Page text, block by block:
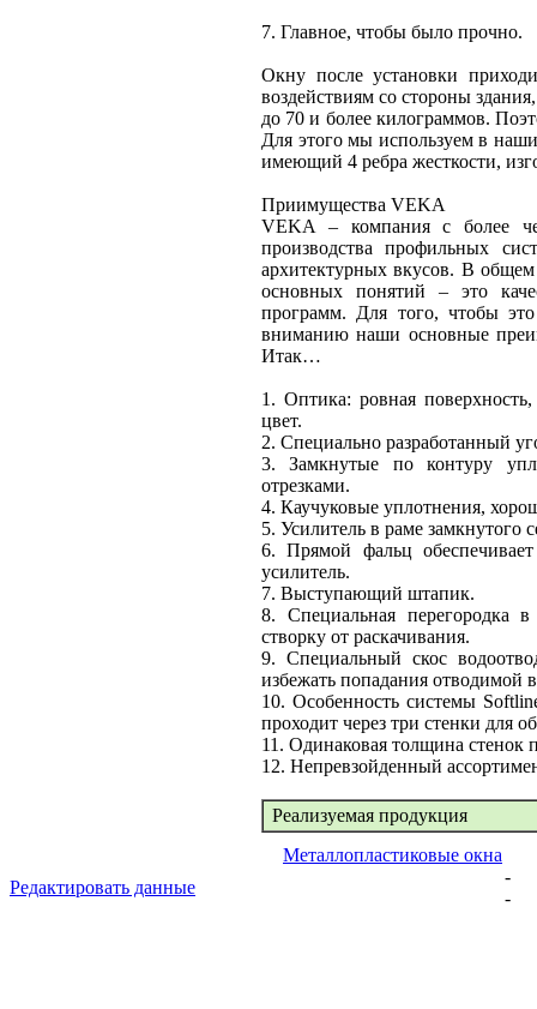
7. Главное, чтобы было прочно.
Окну после установки
воздействиям со стороны
до 70 и более килограммов.
Для этого мы используем в
имеющий 4 ребра жесткости,
Приимущества VEKA
VEKA – компания с более
производства профильных
архитектурных вкусов. В
основных понятий – это
программ. Для того, чтобы
вниманию наши основные
Итак…
1. Оптика: ровная
цвет.
2. Специально разработанный
3. Замкнутые по контуру
отрезками.
4. Каучуковые уплотнения,
5. Усилитель в раме замкнутого
6. Прямой фальц
усилитель.
7. Выступающий штапик.
8. Специальная перегородка
створку от раскачивания.
9. Специальный скос
избежать попадания отводимой
10. Особенность системы
проходит через три стенки для
11. Одинаковая толщина стенок
12. Непревзойденный
Реализуемая продукция
Металлопластиковые окна
Редактировать данные
-
-